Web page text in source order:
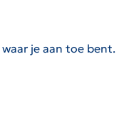
je aan toe bent.